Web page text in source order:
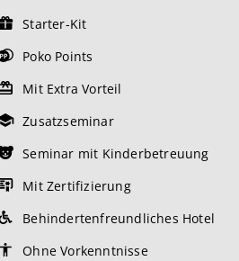
Starter-Kit
Poko Points
Mit Extra Vorteil
Zusatzseminar
Seminar mit Kinderbetreuung
Mit Zertifizierung
Behindertenfreundliches Hotel
Ohne Vorkenntnisse